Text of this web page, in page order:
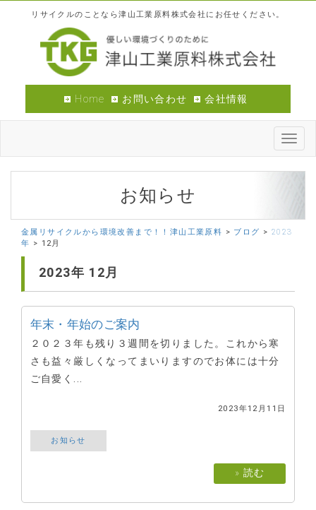
リサイクルのことなら津山工業原料株式会社にお任せください。
Home お問い合わせ 会社情報
お知らせ
金属リサイクルから環境改善まで！！津山工業原料 > ブログ > 2023
年 > 12月
2023年 12月
年末・年始のご案内
２０２３年も残り３週間を切りました。これから寒
さも益々厳しくなってまいりますのでお体には十分
ご自愛く...
2023年12月11日
お知らせ
» 読む